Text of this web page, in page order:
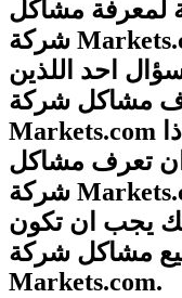
لمعرفة مشاكل
شركة Markets.com لأن غالباً المشاكل تظهر
احد اللذين
مشاكل شركة
Markets.com اثناء تداوله معهم, لأنك اذا
تعرف مشاكل
شركة Markets.com قد تسبب لك مشاكل
يجب ان تكون
مشاكل شركة
Markets.com.